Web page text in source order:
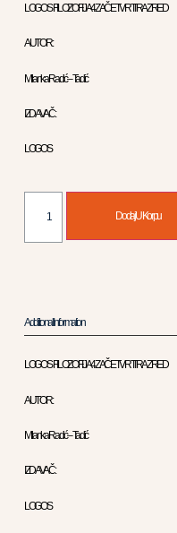
LOGOS FILOZOFIJA 4 ZA ČETVRTI RAZRED
AUTOR :
Milanka Radić – Tadić
IZDAVAČ :
LOGOS
Dodaj U Korpu
Additional Information
LOGOS FILOZOFIJA 4 ZA ČETVRTI RAZRED
AUTOR :
Milanka Radić – Tadić
IZDAVAČ :
LOGOS